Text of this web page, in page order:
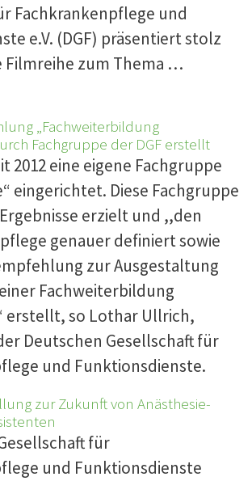
Fachkrankenpflege und
e.V. (DGF) präsentiert stolz
Filmreihe zum Thema …
„Fachweiterbildung
Fachgruppe der DGF erstellt
2012 eine eigene Fachgruppe
eingerichtet. Diese Fachgruppe
erzielt und ,,den
genauer definiert sowie
zur Ausgestaltung
Fachweiterbildung
erstellt, so Lothar Ullrich,
Deutschen Gesellschaft für
und Funktionsdienste.
zur Zukunft von Anästhesie-
für
und Funktionsdienste